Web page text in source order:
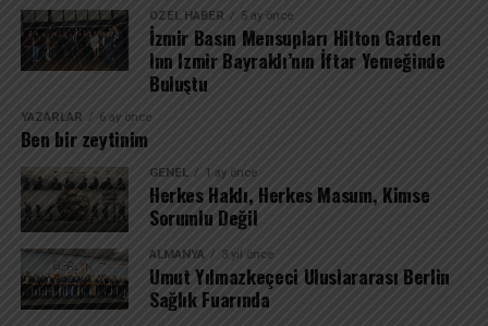
ÖZEL HABER 5 ay önce
İzmir Basın Mensupları Hilton Garden
Inn Izmir Bayraklı’nın İftar Yemeğinde
Buluştu
YAZARLAR 6 ay önce
Ben bir zeytinim
GENEL 1 ay önce
Herkes Haklı, Herkes Masum, Kimse
Sorumlu Değil
ALMANYA 3 yıl önce
Umut Yılmazkeçeci Uluslararası Berlin
Sağlık Fuarında